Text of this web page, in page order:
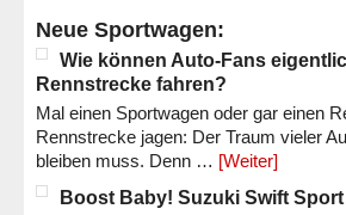
Neue Sportwagen:
Wie können Auto-Fans
Rennstrecke fahren?
Mal einen Sportwagen oder gar einen
Rennstrecke jagen: Der Traum vieler
bleiben muss. Denn … [Weiter]
Boost Baby! Suzuki Swift